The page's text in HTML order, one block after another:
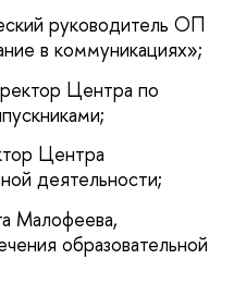
руководитель ОП
в коммуникациях»;
Центра по
Центра
деятельности;
Малофеева,
образовательной